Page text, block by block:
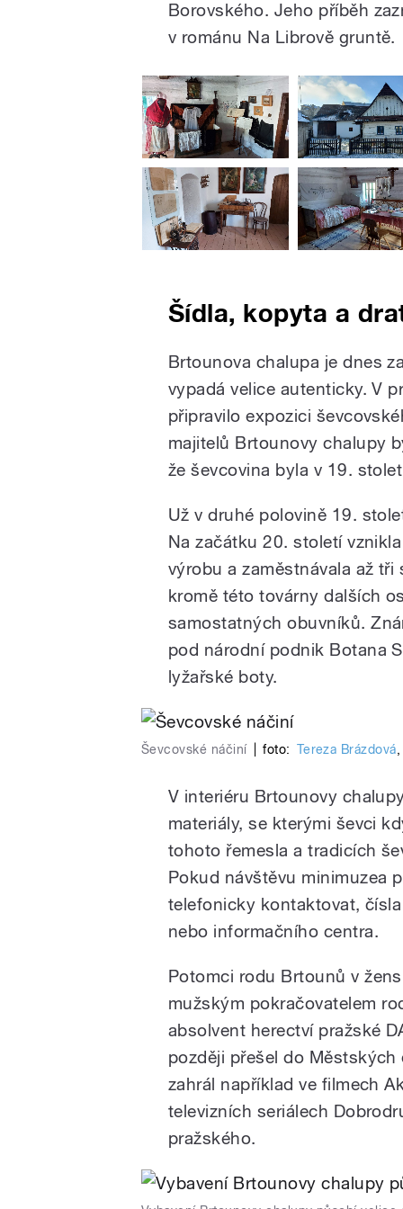
Borovského. Jeho příběh
v románu Na Librově gruntě.
Šídla, kopyta a
Brtounova chalupa je dnes
vypadá velice autenticky. V
připravilo expozici
majitelů Brtounovy chalupy
že ševcovina byla v 19.
Už v druhé polovině 19.
Na začátku 20. století
výrobu a zaměstnávala až
kromě této továrny dalších
samostatných obuvníků.
pod národní podnik Botana
lyžařské boty.
Ševcovské náčiní foto: Tereza Brázdová
V interiéru Brtounovy
materiály, se kterými ševci
tohoto řemesla a tradicích
Pokud návštěvu minimuzea
telefonicky kontaktovat,
nebo informačního centra.
Potomci rodu Brtounů v
mužským pokračovatelem
absolvent herectví pražské
později přešel do
zahrál například ve filmech
televizních seriálech
pražského.